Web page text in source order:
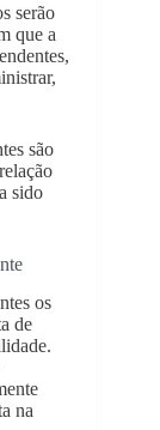
serão
que a
são
sido
os
de
na